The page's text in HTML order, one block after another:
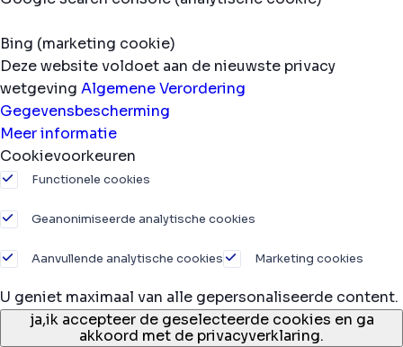
Bing (marketing cookie)
Deze website voldoet aan de nieuwste privacy
wetgeving Algemene Verordering
Gegevensbescherming
Meer informatie
Cookievoorkeuren
Functionele cookies
Geanonimiseerde analytische cookies
Aanvullende analytische cookies Marketing cookies
U geniet maximaal van alle gepersonaliseerde content.
ja,ik accepteer de geselecteerde cookies en ga
akkoord met de privacyverklaring.